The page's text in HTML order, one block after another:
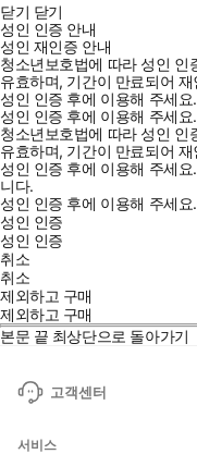
닫기 닫기
성인 인증 안내
성인 재인증 안내
청소년보호법에 따라 성인 인
유효하며, 기간이 만료되어
성인 인증 후에 이용해 주세
성인 인증 후에 이용해 주세요.
청소년보호법에 따라 성인 인
유효하며, 기간이 만료되어
성인 인증 후에 이용해 주세
니다.
성인 인증 후에 이용해 주세요.
성인 인증
성인 인증
취소
취소
제외하고 구매
제외하고 구매
본문 끝 최상단으로 돌아가기
고객센터
서비스